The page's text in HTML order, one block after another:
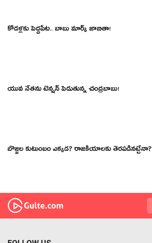
కోడ‌ళ్ల‌కు పెద్ద‌పీట‌.. బాబు మార్క్ జాబితా!
యువ నేత‌ను టెన్ష‌న్ పెడుతున్న చంద్ర‌బాబు!
బొజ్జ‌ల కుటుంబం ఎక్క‌డ‌? రాజ‌కీయాల‌కు తెర‌ప‌డిన‌ట్టేనా?